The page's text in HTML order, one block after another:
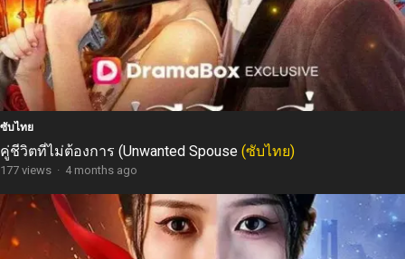
ซับไทย
คู่ชีวิตที่ไม่ต้องการ (Unwanted Spouse (ซับไทย)
177 views · 4 months ago